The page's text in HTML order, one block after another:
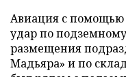
Авиация с помощью
удар по
размещения
Мадьяра» и по